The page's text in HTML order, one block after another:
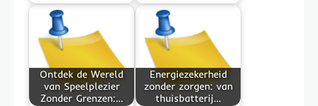
Ontdek de Wereld
van Speelplezier
Zonder Grenzen:…
Energiezekerheid
zonder zorgen: van
thuisbatterij…